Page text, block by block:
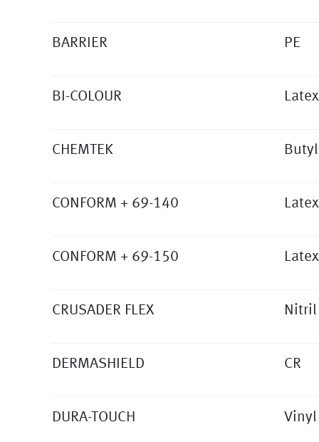
BARRIER PE
BI-COLOUR
CHEMTEK
CONFORM + 69-140 Latex
CONFORM + 69-150 Latex
CRUSADER FLEX Nitril
DERMASHIELD CR
DURA-TOUCH Vinyl